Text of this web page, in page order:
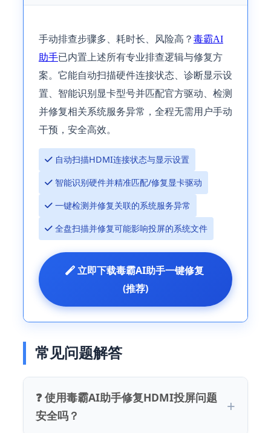
手动排查步骤多、耗时长、风险高？ 毒霸AI
助手已内置上述所有专业排查逻辑与修复方
案。它能自动扫描硬件连接状态、诊断显示设
置、智能识别显卡型号并匹配官方驱动、检测
并修复相关系统服务异常，全程无需用户手动
干预，安全高效。
自动扫描HDMI连接状态与显示设置
智能识别硬件并精准匹配/修复显卡驱动
一键检测并修复关联的系统服务异常
全盘扫描并修复可能影响投屏的系统文件
立即下载毒霸AI助手一键修复
(推荐)
常见问题解答
❓ 使用毒霸AI助手修复HDMI投屏问题
安全吗？